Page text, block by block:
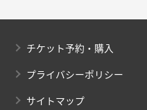
チケット予約・購入
プライバシーポリシー
サイトマップ